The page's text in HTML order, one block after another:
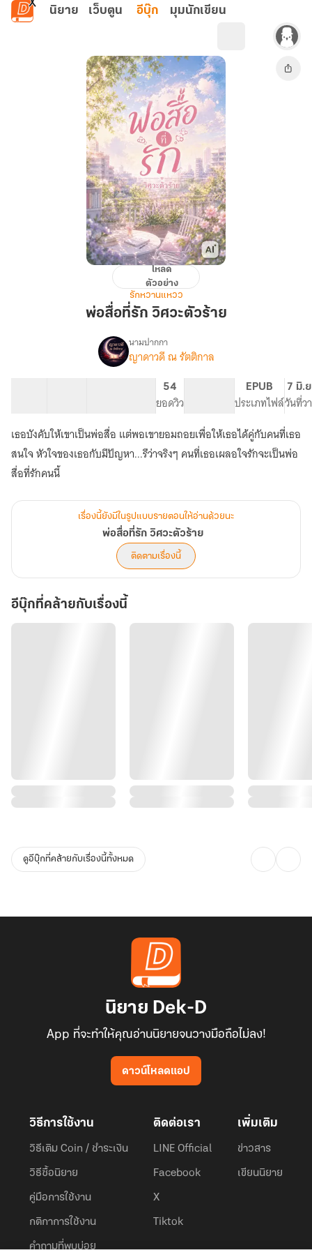
ข้ามไปยังเนื้อหาหลัก
นิยาย เว็บตูน อีบุ๊ก มุมนักเขียน
ที่รัก
ร้าย
โหลด
ตัวอย่าง
รักหวานแหวว
พ่อสื่อที่รัก วิศวะตัวร้าย
เรื่อง
สื่อ
ที่รัก
วิศวะ
ร้าย
นามปากกา
ญาดาวดี ณ รัตติกาล
54
ยอดวิว
EPUB
ประเภทไฟล์
7 มิ.
วันที่ว
เธอบังคับให้เขาเป็นพ่อสื่อ แต่พอเขายอมถอยเพื่อให้เธอได้คู่กับคนที่เธอ
สนใจ หัวใจของเธอกับมีปัญหา...รึว่าจริงๆ คนที่เธอเผลอใจรักจะเป็นพ่อ
สื่อที่รักคนนี้
เรื่องนี้ยังมีในรูปแบบรายตอนให้อ่านด้วยนะ
พ่อสื่อที่รัก วิศวะตัวร้าย
ติดตามเรื่องนี้
อีบุ๊กที่คล้ายกับเรื่องนี้
ดูอีบุ๊กที่คล้ายกับเรื่องนี้ทั้งหมด
นิยาย Dek-D
App ที่จะทำให้คุณอ่านนิยายจนวางมือถือไม่ลง!
ดาวน์โหลดแอป
วิธีการใช้งาน
วิธีเติม Coin / ชำระเงิน
วิธีซื้อนิยาย
คู่มือการใช้งาน
กติกาการใช้งาน
คำถามที่พบบ่อย
ติดต่อเรา
LINE Official
Facebook
X
Tiktok
เพิ่มเติม
ข่าวสาร
เขียนนิยาย